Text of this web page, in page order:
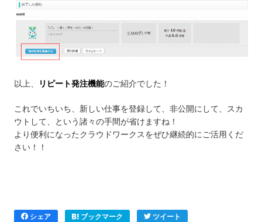
以上、 リピート発注機能のご紹介でした！
これでいちいち、新しい仕事を登録して、非公開にして、スカ
ウトして、という諸々の手間が省けますね！
より便利になったクラウドワークスをぜひ継続的にご活用くだ
さい！！
シェア ブックマーク ツイート